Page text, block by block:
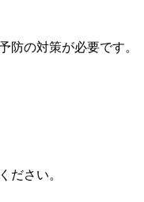
防の対策が必要です。
ださい。